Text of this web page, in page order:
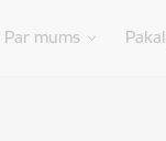
Par mums